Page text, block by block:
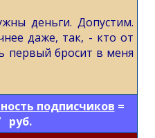
деньги. Допустим.
даже, так, - кто от
первый бросит в меня
подписчиков =
руб.